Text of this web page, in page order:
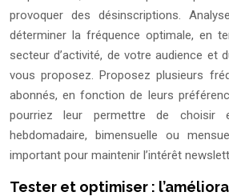
provoquer des désinscriptions.
déterminer la fréquence optimale, en
secteur d’activité, de votre audience et
vous proposez. Proposez plusieurs
abonnés, en fonction de leurs
pourriez leur permettre de choisir
hebdomadaire, bimensuelle ou
important pour maintenir l’intérêt
Tester et optimiser :